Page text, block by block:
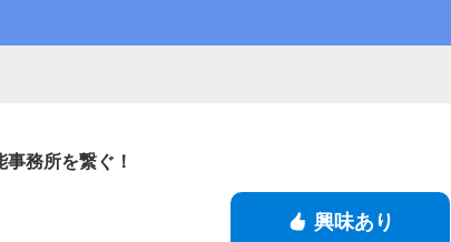
務所を繋ぐ！
興味あり